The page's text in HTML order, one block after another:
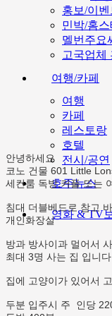
홍보/이벤
민박/홈스
멜번주요
고국업체
여행/카페
여행
카페
레스토랑
호텔
전시/공연
호주뉴스
영화 & TV
안녕하세요
코노 건물 601 Little
세컨룸 독방,커플 또는
침대 더블베드로 참고
개인화장실
방과 방사이과 멀어서
최대 3명 사는 집 입니다
집에 고양이가 있어서
두분 입주시 주 인당